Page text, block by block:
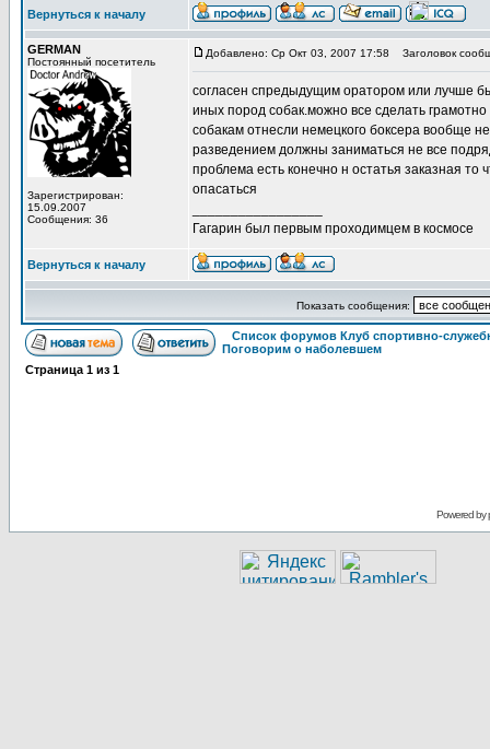
Вернуться к началу
GERMAN
Постоянный посетитель
Зарегистрирован:
15.09.2007
Сообщения: 36
Добавлено: Ср Окт 03, 2007 17:58 Заголовок
согласен спредыдущим оратором или лучше
иных пород собак.можно все сделать
собакам отнесли немецкого боксера вообще не
разведением должны заниматься не все
проблема есть конечно н остатья заказная
опасаться
Гагарин был первым проходимцем в космосе
Вернуться к началу
Показать сообщения:
Список форумов Клуб спортивно-
Поговорим о наболевшем
Страница 1 из 1
Powered by